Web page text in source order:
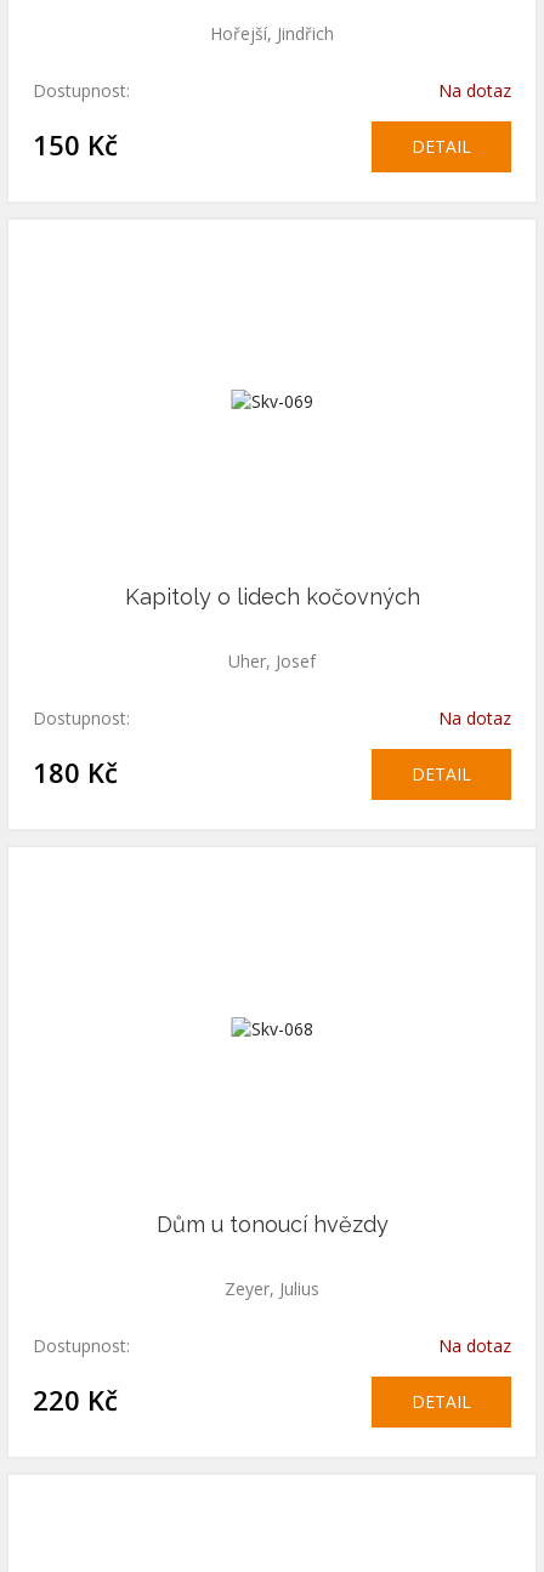
Hořejší, Jindřich
Dostupnost: Na dotaz
150 Kč DETAIL
Kapitoly o lidech kočovných
Uher, Josef
Dostupnost: Na dotaz
180 Kč DETAIL
Dům u tonoucí hvězdy
Zeyer, Julius
Dostupnost: Na dotaz
220 Kč DETAIL